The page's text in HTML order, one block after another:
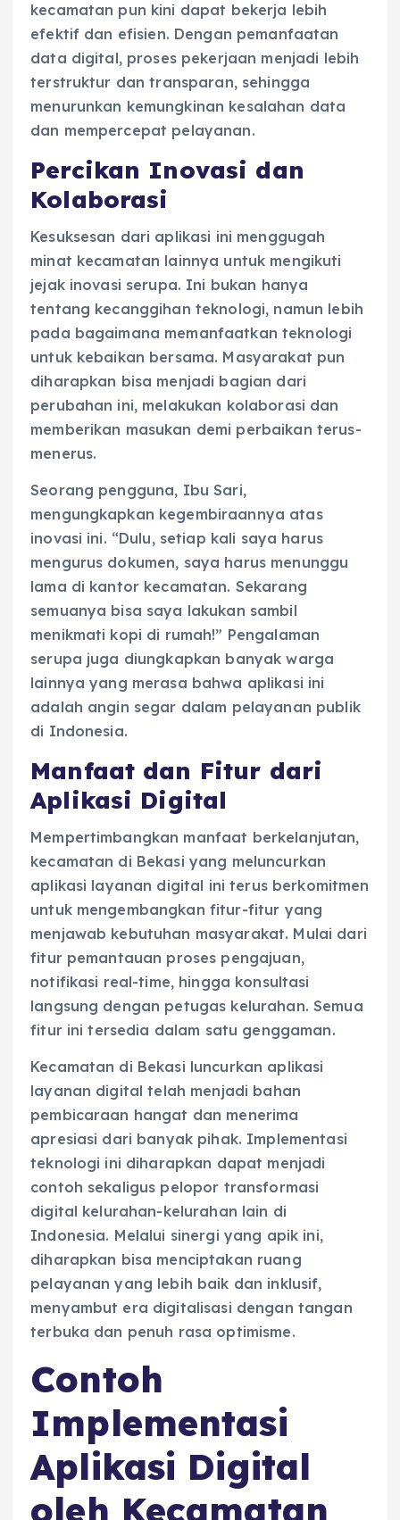
kecamatan pun kini dapat bekerja lebih
efektif dan efisien. Dengan pemanfaatan
data digital, proses pekerjaan menjadi lebih
terstruktur dan transparan, sehingga
menurunkan kemungkinan kesalahan data
dan mempercepat pelayanan.
Percikan Inovasi dan
Kolaborasi
Kesuksesan dari aplikasi ini menggugah
minat kecamatan lainnya untuk mengikuti
jejak inovasi serupa. Ini bukan hanya
tentang kecanggihan teknologi, namun lebih
pada bagaimana memanfaatkan teknologi
untuk kebaikan bersama. Masyarakat pun
diharapkan bisa menjadi bagian dari
perubahan ini, melakukan kolaborasi dan
memberikan masukan demi perbaikan terus-
menerus.
Seorang pengguna, Ibu Sari,
mengungkapkan kegembiraannya atas
inovasi ini. “Dulu, setiap kali saya harus
mengurus dokumen, saya harus menunggu
lama di kantor kecamatan. Sekarang
semuanya bisa saya lakukan sambil
menikmati kopi di rumah!” Pengalaman
serupa juga diungkapkan banyak warga
lainnya yang merasa bahwa aplikasi ini
adalah angin segar dalam pelayanan publik
di Indonesia.
Manfaat dan Fitur dari
Aplikasi Digital
Mempertimbangkan manfaat berkelanjutan,
kecamatan di Bekasi yang meluncurkan
aplikasi layanan digital ini terus berkomitmen
untuk mengembangkan fitur-fitur yang
menjawab kebutuhan masyarakat. Mulai dari
fitur pemantauan proses pengajuan,
notifikasi real-time, hingga konsultasi
langsung dengan petugas kelurahan. Semua
fitur ini tersedia dalam satu genggaman.
Kecamatan di Bekasi luncurkan aplikasi
layanan digital telah menjadi bahan
pembicaraan hangat dan menerima
apresiasi dari banyak pihak. Implementasi
teknologi ini diharapkan dapat menjadi
contoh sekaligus pelopor transformasi
digital kelurahan-kelurahan lain di
Indonesia. Melalui sinergi yang apik ini,
diharapkan bisa menciptakan ruang
pelayanan yang lebih baik dan inklusif,
menyambut era digitalisasi dengan tangan
terbuka dan penuh rasa optimisme.
Contoh
Implementasi
Aplikasi Digital
oleh Kecamatan